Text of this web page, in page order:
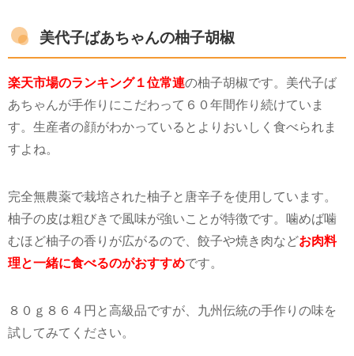
美代子ばあちゃんの柚子胡椒
楽天市場のランキング１位常連の柚子胡椒です。美代子ば
あちゃんが手作りにこだわって６０年間作り続けていま
す。生産者の顔がわかっているとよりおいしく食べられま
すよね。
完全無農薬で栽培された柚子と唐辛子を使用しています。
柚子の皮は粗びきで風味が強いことが特徴です。噛めば噛
むほど柚子の香りが広がるので、餃子や焼き肉などお肉料
理と一緒に食べるのがおすすめです。
８０ｇ８６４円と高級品ですが、九州伝統の手作りの味を
試してみてください。